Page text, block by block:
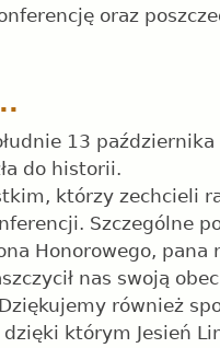
oraz
13
do historii.
którzy zechcieli
Szczególne
Honorowego, pana
nas swoją
również
którym Jesień